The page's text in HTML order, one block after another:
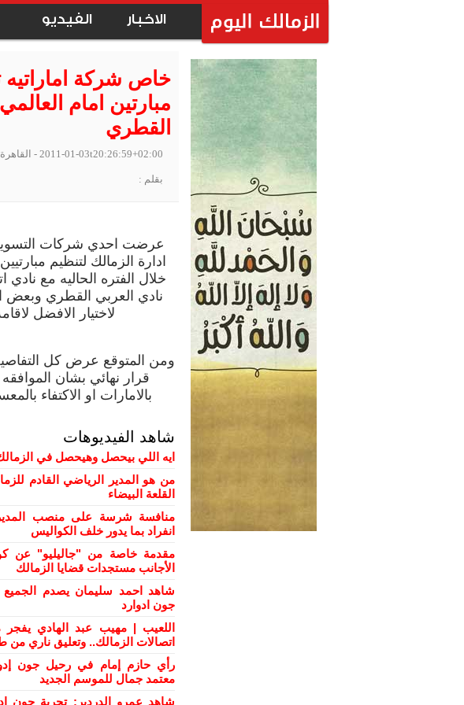
الاخبار الفيديو
خاص شركة
مبارتين امام
القطري
2011-01-03t20:26:59+02:00 - القاهرة
بقلم :
عرضت احدي شركات التسويق
ادارة الزمالك لتنظيم
خلال الفتره الحاليه مع
نادي العربي القطري وبعض
لاختيار الافضل
ومن المتوقع عرض كل
قرار نهائي بشان
بالامارات او الاكتفاء
شاهد الفيديوهات
ايه اللي بيحصل وهيحصل في
من هو المدير الرياضي القادم
القلعة البيضاء
منافسة شرسة على منصب
انفراد بما يدور خلف الكواليس
مقدمة خاصة من "جاليليو" عن
الأجانب مستجدات قضايا الزمالك
شاهد احمد سليمان يصدم
جون ادوارد
اللعيب | مهيب عبد الهادي يفجر
اتصالات الزمالك.. وتعليق ناري من
رأي حازم إمام في رحيل جون
معتمد جمال للموسم الجديد
شاهد عمرو الدردير: تجربة جون